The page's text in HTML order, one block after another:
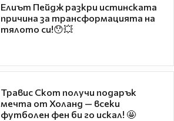
Елиът Пейдж разкри истинската
причина за трансформацията на
тялото си!😯💥
Травис Скот получи подарък
мечта от Холанд — всеки
футболен фен би го искал! 🤩